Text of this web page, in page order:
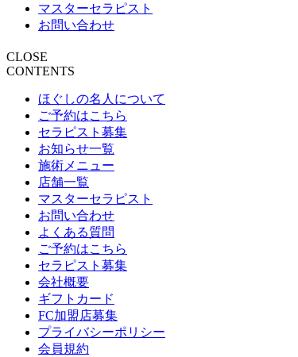
マスターセラピスト
お問い合わせ
CLOSE
CONTENTS
ほぐしの名人について
ご予約はこちら
セラピスト募集
お知らせ一覧
施術メニュー
店舗一覧
マスターセラピスト
お問い合わせ
よくある質問
ご予約はこちら
セラピスト募集
会社概要
ギフトカード
FC加盟店募集
プライバシーポリシー
会員規約